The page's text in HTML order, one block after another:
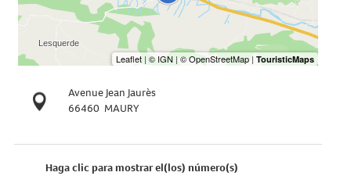
Avenue Jean Jaurès
66460 MAURY
Haga clic para mostrar el(los) número(s)